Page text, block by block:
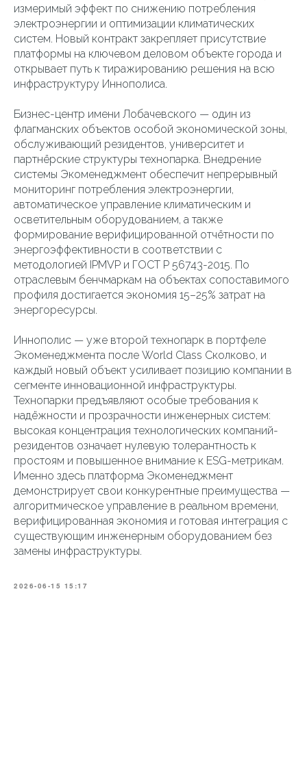
измеримый эффект по снижению потребления
электроэнергии и оптимизации климатических
систем. Новый контракт закрепляет присутствие
платформы на ключевом деловом объекте города и
открывает путь к тиражированию решения на всю
инфраструктуру Иннополиса.
Бизнес-центр имени Лобачевского — один из
флагманских объектов особой экономической зоны,
обслуживающий резидентов, университет и
партнёрские структуры технопарка. Внедрение
системы Экоменеджмент обеспечит непрерывный
мониторинг потребления электроэнергии,
автоматическое управление климатическим и
осветительным оборудованием, а также
формирование верифицированной отчётности по
энергоэффективности в соответствии с
методологией IPMVP и ГОСТ Р 56743-2015. По
отраслевым бенчмаркам на объектах сопоставимого
профиля достигается экономия 15–25% затрат на
энергоресурсы.
Иннополис — уже второй технопарк в портфеле
Экоменеджмента после World Class Сколково, и
каждый новый объект усиливает позицию компании в
сегменте инновационной инфраструктуры.
Технопарки предъявляют особые требования к
надёжности и прозрачности инженерных систем:
высокая концентрация технологических компаний-
резидентов означает нулевую толерантность к
простоям и повышенное внимание к ESG-метрикам.
Именно здесь платформа Экоменеджмент
демонстрирует свои конкурентные преимущества —
алгоритмическое управление в реальном времени,
верифицированная экономия и готовая интеграция с
существующим инженерным оборудованием без
замены инфраструктуры.
2026-06-15 15:17